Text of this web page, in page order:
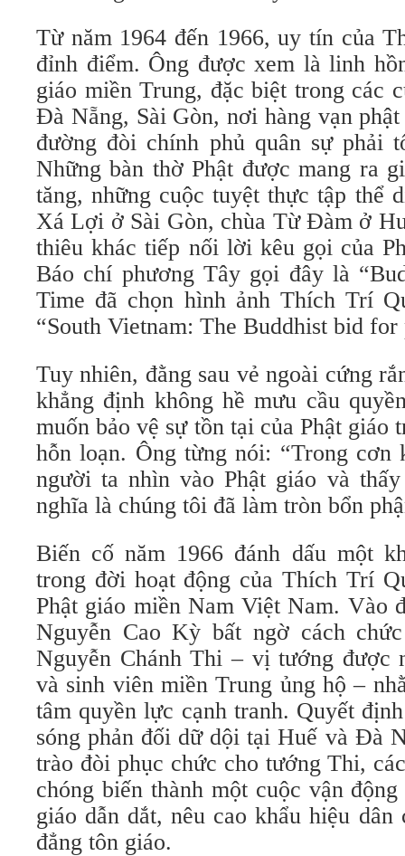
Từ năm 1964 đến 1966, uy tín của
đỉnh điểm. Ông được xem là linh
giáo miền Trung, đặc biệt trong các
Đà Nẵng, Sài Gòn, nơi hàng vạn
đường đòi chính phủ quân sự phải
Những bàn thờ Phật được mang ra
tăng, những cuộc tuyệt thực tập thể
Xá Lợi ở Sài Gòn, chùa Từ Đàm ở
thiêu khác tiếp nối lời kêu gọi của
Báo chí phương Tây gọi đây là
Time đã chọn hình ảnh Thích Trí
“South Vietnam: The Buddhist bid for
Tuy nhiên, đằng sau vẻ ngoài cứng
khẳng định không hề mưu cầu
muốn bảo vệ sự tồn tại của Phật giáo
hỗn loạn. Ông từng nói: “Trong cơn
người ta nhìn vào Phật giáo và
nghĩa là chúng tôi đã làm tròn bổn
Biến cố năm 1966 đánh dấu một
trong đời hoạt động của Thích Trí
Phật giáo miền Nam Việt Nam. Vào
Nguyễn Cao Kỳ bất ngờ cách
Nguyễn Chánh Thi – vị tướng được
và sinh viên miền Trung ủng hộ –
tâm quyền lực cạnh tranh. Quyết
sóng phản đối dữ dội tại Huế và Đà
trào đòi phục chức cho tướng Thi,
chóng biến thành một cuộc vận
giáo dẫn dắt, nêu cao khẩu hiệu
đẳng tôn giáo.